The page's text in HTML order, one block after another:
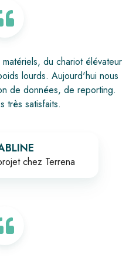
du chariot élévateur
lourds. Aujourd'hui nous
de données, de reporting.
très satisfaits.
chez Terrena